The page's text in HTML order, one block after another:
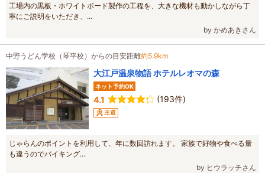
工場内の黒板・ホワイトボード製作の工程を、大きな機材も動かしながら丁
寧にご説明をいただき、...
by かめあきさん
中野うどん学校（琴平校）からの目安距離約5.9km
大江戸温泉物語 ホテルレオマの森
ネット予約OK
4.1 (193件)
王道
じゃらんのポイントを利用して、年に数回訪れます。 家族で好物や食べる量
も違うのでバイキング...
by ヒウラッチさん